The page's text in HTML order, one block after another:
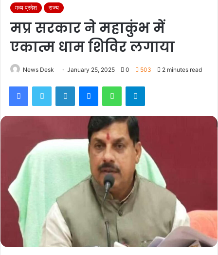
मध्य प्रदेश राज्य
मप्र सरकार ने महाकुंभ में
एकात्म धाम शिविर लगाया
News Desk January 25, 2025 0 503 2 minutes read